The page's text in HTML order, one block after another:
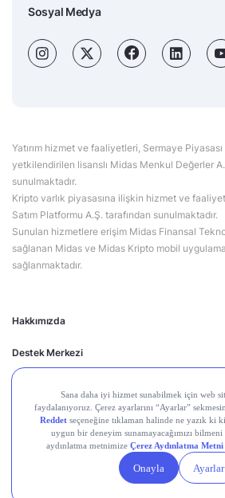
Hakkımızda
Destek Merkezi
Midas Akademi
Borsa Terimleri
Sosyal Medya
Yatırım hizmet ve faaliyetleri, Sermaye
yetkilendirilen lisanslı Midas Menkul Değerler
sunulmaktadır.
Kripto varlık piyasasına ilişkin hizmet ve
Satım Platformu A.Ş. tarafından sunulmaktadır.
Sunulan hizmetlere erişim Midas Finansal
sağlanan Midas ve Midas Kripto mobil
sağlanmaktadır.